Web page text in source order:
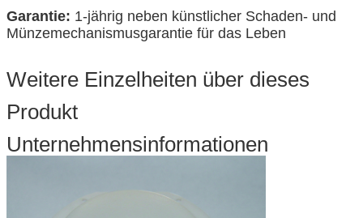
Garantie: 1-jährig neben künstlicher Schaden- und
Münzemechanismusgarantie für das Leben
Weitere Einzelheiten über dieses
Produkt
Unternehmensinformationen